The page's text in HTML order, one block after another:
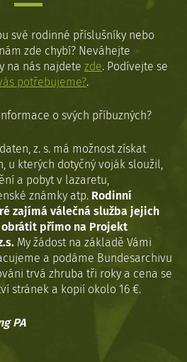
své rodinné příslušníky nebo
zde chybí? Neváhejte
na nás najdete zde. Podívejte se
potřebujeme?.
o svých příbuzných?
z. s. má možnost získat
u kterých dotyčný voják sloužil,
a pobyt v lazaretu,
známky atp. Rodinní
zajímá válečná služba jejich
obrátit přímo na Projekt
My žádost na základě Vámi
a podáme Bundesarchivu
trvá zhruba tři roky a cena se
stránek a kopií okolo 16 €.
PA